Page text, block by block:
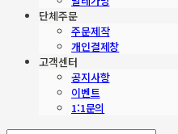
단체주문
주문제작
개인결제창
고객센터
공지사항
이벤트
1:1문의